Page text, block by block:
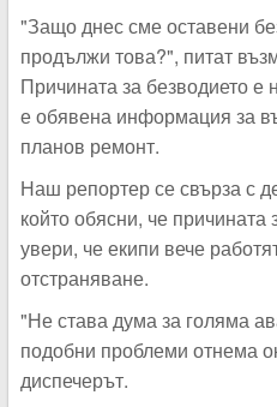
"Защо днес сме оставени
продължи това?", питат
Причината за безводието е
е обявена информация за
планов ремонт.
Наш репортер се свърза с
който обясни, че
увери, че екипи вече
отстраняване.
"Не става дума за голяма
подобни проблеми отнема
диспечерът.